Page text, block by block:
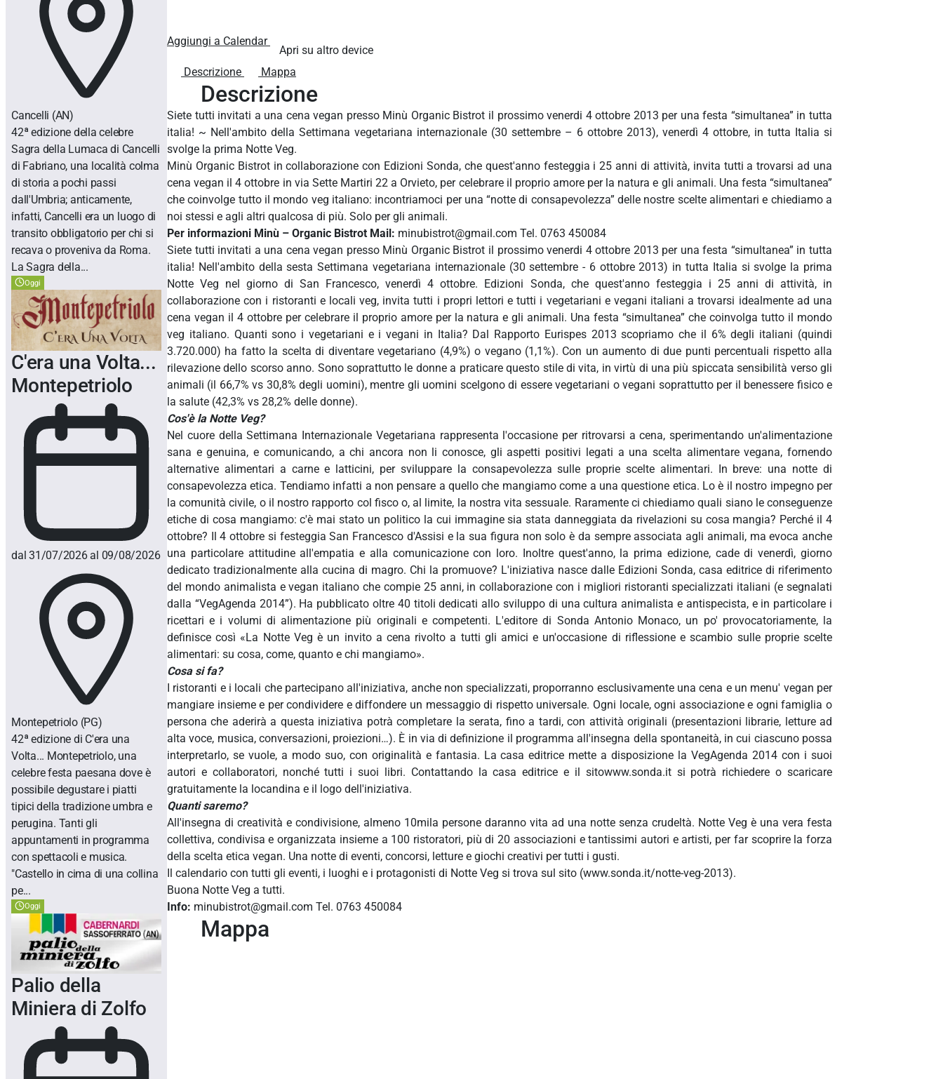
Cancelli (AN)
42ª edizione della celebre
Sagra della Lumaca di Cancelli
di Fabriano, una località colma
di storia a pochi passi
dall'Umbria; anticamente,
infatti, Cancelli era un luogo di
transito obbligatorio per chi si
recava o proveniva da Roma.
La Sagra della...
Oggi
C'era una Volta...
Montepetriolo
dal 31/07/2026 al 09/08/2026
Montepetriolo (PG)
42ª edizione di C'era una
Volta... Montepetriolo, una
celebre festa paesana dove è
possibile degustare i piatti
tipici della tradizione umbra e
perugina. Tanti gli
appuntamenti in programma
con spettacoli e musica.
"Castello in cima di una collina
pe...
Oggi
Palio della
Miniera di Zolfo
Aggiungi a Calendar
Apri su altro device
Descrizione
Mappa
Descrizione
Siete tutti invitati a una cena vegan presso Minù Organic Bistrot il prossimo venerdi 4 ottobre 2013 per una festa “simultanea” in tutta
italia! ~ Nell'ambito della Settimana vegetariana internazionale (30 settembre – 6 ottobre 2013), venerdì 4 ottobre, in tutta Italia si
svolge la prima Notte Veg.
Minù Organic Bistrot in collaborazione con Edizioni Sonda, che quest'anno festeggia i 25 anni di attività, invita tutti a trovarsi ad una
cena vegan il 4 ottobre in via Sette Martiri 22 a Orvieto, per celebrare il proprio amore per la natura e gli animali. Una festa “simultanea”
che coinvolge tutto il mondo veg italiano: incontriamoci per una “notte di consapevolezza” delle nostre scelte alimentari e chiediamo a
noi stessi e agli altri qualcosa di più. Solo per gli animali.
Per informazioni Minù – Organic Bistrot Mail: minubistrot@gmail.com Tel. 0763 450084
Siete tutti invitati a una cena vegan presso Minù Organic Bistrot il prossimo venerdi 4 ottobre 2013 per una festa “simultanea” in tutta
italia! Nell'ambito della sesta Settimana vegetariana internazionale (30 settembre - 6 ottobre 2013) in tutta Italia si svolge la prima
Notte Veg nel giorno di San Francesco, venerdì 4 ottobre. Edizioni Sonda, che quest'anno festeggia i 25 anni di attività, in
collaborazione con i ristoranti e locali veg, invita tutti i propri lettori e tutti i vegetariani e vegani italiani a trovarsi idealmente ad una
cena vegan il 4 ottobre per celebrare il proprio amore per la natura e gli animali. Una festa “simultanea” che coinvolga tutto il mondo
veg italiano. Quanti sono i vegetariani e i vegani in Italia? Dal Rapporto Eurispes 2013 scopriamo che il 6% degli italiani (quindi
3.720.000) ha fatto la scelta di diventare vegetariano (4,9%) o vegano (1,1%). Con un aumento di due punti percentuali rispetto alla
rilevazione dello scorso anno. Sono soprattutto le donne a praticare questo stile di vita, in virtù di una più spiccata sensibilità verso gli
animali (il 66,7% vs 30,8% degli uomini), mentre gli uomini scelgono di essere vegetariani o vegani soprattutto per il benessere fisico e
la salute (42,3% vs 28,2% delle donne).
Cos'è la Notte Veg?
Nel cuore della Settimana Internazionale Vegetariana rappresenta l'occasione per ritrovarsi a cena, sperimentando un'alimentazione
sana e genuina, e comunicando, a chi ancora non li conosce, gli aspetti positivi legati a una scelta alimentare vegana, fornendo
alternative alimentari a carne e latticini, per sviluppare la consapevolezza sulle proprie scelte alimentari. In breve: una notte di
consapevolezza etica. Tendiamo infatti a non pensare a quello che mangiamo come a una questione etica. Lo è il nostro impegno per
la comunità civile, o il nostro rapporto col fisco o, al limite, la nostra vita sessuale. Raramente ci chiediamo quali siano le conseguenze
etiche di cosa mangiamo: c'è mai stato un politico la cui immagine sia stata danneggiata da rivelazioni su cosa mangia? Perché il 4
ottobre? Il 4 ottobre si festeggia San Francesco d'Assisi e la sua figura non solo è da sempre associata agli animali, ma evoca anche
una particolare attitudine all'empatia e alla comunicazione con loro. Inoltre quest'anno, la prima edizione, cade di venerdì, giorno
dedicato tradizionalmente alla cucina di magro. Chi la promuove? L'iniziativa nasce dalle Edizioni Sonda, casa editrice di riferimento
del mondo animalista e vegan italiano che compie 25 anni, in collaborazione con i migliori ristoranti specializzati italiani (e segnalati
dalla “VegAgenda 2014”). Ha pubblicato oltre 40 titoli dedicati allo sviluppo di una cultura animalista e antispecista, e in particolare i
ricettari e i volumi di alimentazione più originali e competenti. L'editore di Sonda Antonio Monaco, un po' provocatoriamente, la
definisce così «La Notte Veg è un invito a cena rivolto a tutti gli amici e un'occasione di riflessione e scambio sulle proprie scelte
alimentari: su cosa, come, quanto e chi mangiamo».
Cosa si fa?
I ristoranti e i locali che partecipano all'iniziativa, anche non specializzati, proporranno esclusivamente una cena e un menu' vegan per
mangiare insieme e per condividere e diffondere un messaggio di rispetto universale. Ogni locale, ogni associazione e ogni famiglia o
persona che aderirà a questa iniziativa potrà completare la serata, fino a tardi, con attività originali (presentazioni librarie, letture ad
alta voce, musica, conversazioni, proiezioni…). È in via di definizione il programma all'insegna della spontaneità, in cui ciascuno possa
interpretarlo, se vuole, a modo suo, con originalità e fantasia. La casa editrice mette a disposizione la VegAgenda 2014 con i suoi
autori e collaboratori, nonché tutti i suoi libri. Contattando la casa editrice e il sitowww.sonda.it si potrà richiedere o scaricare
gratuitamente la locandina e il logo dell'iniziativa.
Quanti saremo?
All'insegna di creatività e condivisione, almeno 10mila persone daranno vita ad una notte senza crudeltà. Notte Veg è una vera festa
collettiva, condivisa e organizzata insieme a 100 ristoratori, più di 20 associazioni e tantissimi autori e artisti, per far scoprire la forza
della scelta etica vegan. Una notte di eventi, concorsi, letture e giochi creativi per tutti i gusti.
Il calendario con tutti gli eventi, i luoghi e i protagonisti di Notte Veg si trova sul sito (www.sonda.it/notte-veg-2013).
Buona Notte Veg a tutti.
Info: minubistrot@gmail.com Tel. 0763 450084
Mappa